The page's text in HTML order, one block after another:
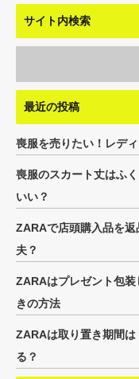
サイト内検索
最近の投稿
喪服を売りたい！レデ
喪服のスカート丈はふ
いい？
ZARAで店頭購入品を
夫？
ZARAはプレゼント包
きの方法
ZARAは取り置き期間
る？